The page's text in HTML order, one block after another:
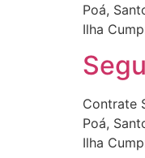
Poá,
Ilha
Contrate
Poá,
Ilha